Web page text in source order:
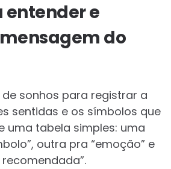
entender e
do
sonhos para registrar a
sentidas e os símbolos que
uma tabela simples: uma
outra pra “emoção” e